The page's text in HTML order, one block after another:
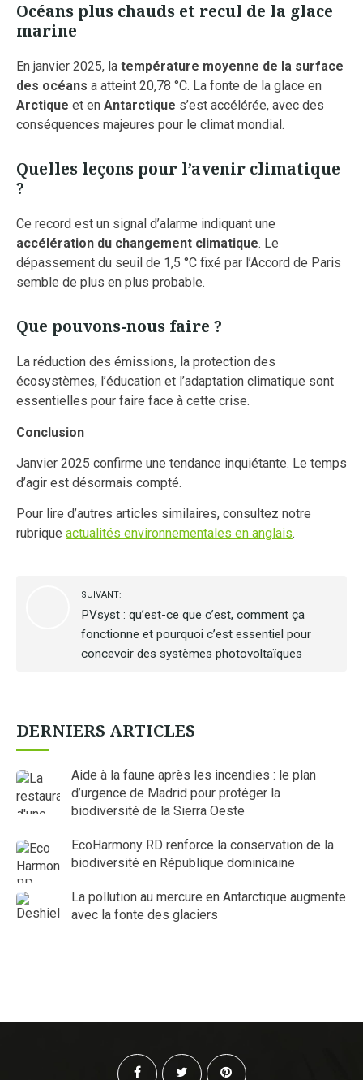
Océans plus chauds et recul de la glace
marine
En janvier 2025, la température moyenne de la surface
des océans a atteint 20,78 °C. La fonte de la glace en
Arctique et en Antarctique s’est accélérée, avec des
conséquences majeures pour le climat mondial.
Quelles leçons pour l’avenir climatique
?
Ce record est un signal d’alarme indiquant une
accélération du changement climatique. Le
dépassement du seuil de 1,5 °C fixé par l’Accord de Paris
semble de plus en plus probable.
Que pouvons-nous faire ?
La réduction des émissions, la protection des
écosystèmes, l’éducation et l’adaptation climatique sont
essentielles pour faire face à cette crise.
Conclusion
Janvier 2025 confirme une tendance inquiétante. Le temps
d’agir est désormais compté.
Pour lire d’autres articles similaires, consultez notre
rubrique actualités environnementales en anglais.
SUIVANT:
PVsyst : qu’est-ce que c’est, comment ça
fonctionne et pourquoi c’est essentiel pour
concevoir des systèmes photovoltaïques
DERNIERS ARTICLES
Aide à la faune après les incendies : le plan
d’urgence de Madrid pour protéger la
biodiversité de la Sierra Oeste
EcoHarmony RD renforce la conservation de la
biodiversité en République dominicaine
La pollution au mercure en Antarctique augmente
avec la fonte des glaciers